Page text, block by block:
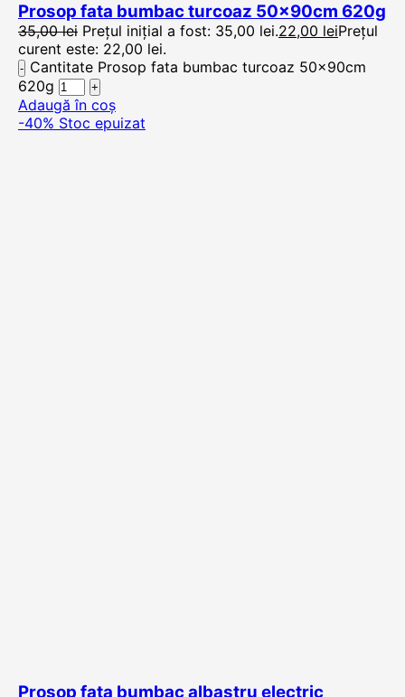
Prosop fata bumbac turcoaz 50x90cm 620g
35,00lei Prețul inițial a fost: 35,00 lei.22,00 leiPrețul
curent este: 22,00 lei.
Cantitate Prosop fata bumbac turcoaz 50x90cm
620g
Adaugă în coș
-40% Stoc epuizat
Prosop fata bumbac albastru electric